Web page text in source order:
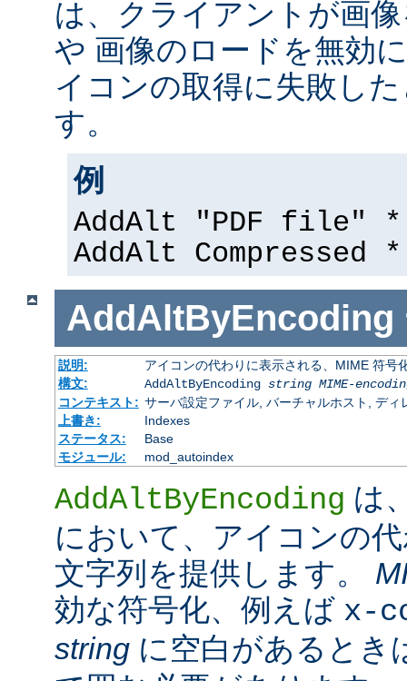
は、クライアントが画
や 画像のロードを無効
イコンの取得に失敗し
す。
例
AddAlt "PDF file"
AddAlt
AddAltByEncoding
説明:
アイコンの代わりに表示される、MIME 符号
構文:
AddAltByEncoding string MIME-
コンテキスト: サーバ設定ファイル, バーチャルホスト, ディ
上書き:
Indexes
ステータス:
Base
モジュール:
mod_autoindex
AddAltByEncoding は
において、アイコンの
文字列を提供します。
効な符号化、例えば x-
string に空白があるとき